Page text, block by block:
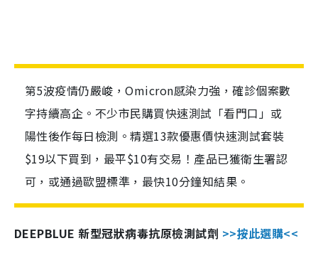
第5波疫情仍嚴峻，Omicron感染力強，確診個案數
字持續高企。不少市民購買快速測試「看門口」或
陽性後作每日檢測。精選13款優惠價快速測試套裝
$19以下買到，最平$10有交易！產品已獲衛生署認
可，或通過歐盟標準，最快10分鐘知結果。
DEEPBLUE 新型冠狀病毒抗原檢測試劑 >>按此選購<<